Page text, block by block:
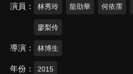
演員 林秀玲 龍劭華 何依霈
廖梨伶
導演 林博生
年份 2015